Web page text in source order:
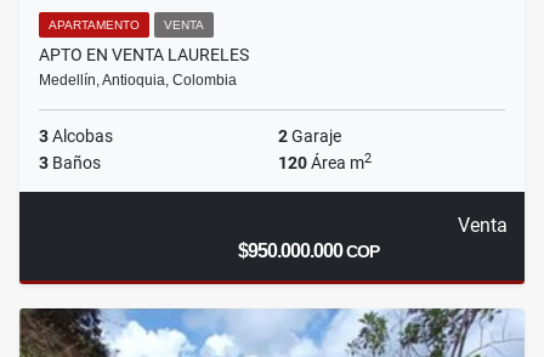
APARTAMENTO VENTA
APTO EN VENTA LAURELES
Medellín, Antioquia, Colombia
3Alcobas 2Garaje
3 Baños 120Área m2
Venta
$950.000.000COP